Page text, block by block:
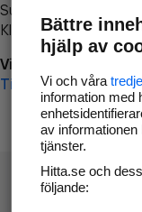
Surfa till
Klicka påTillbaka-
Vi beklagar besväret!
Till startsidan
Bättre
hjälp av
Vi och våra
information med
av
tjänster.
Hitta.se och
följande: